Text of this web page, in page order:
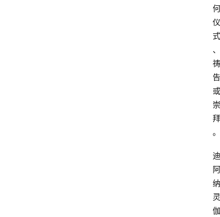
何
仪
式
、
祷
告
或
崇
拜
。
迪
阿
纳
灵
伽